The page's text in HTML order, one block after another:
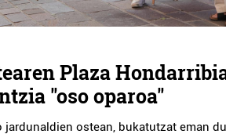
Plaza
"oso oparoa"
jardunaldien ostean, bukatutzat eman